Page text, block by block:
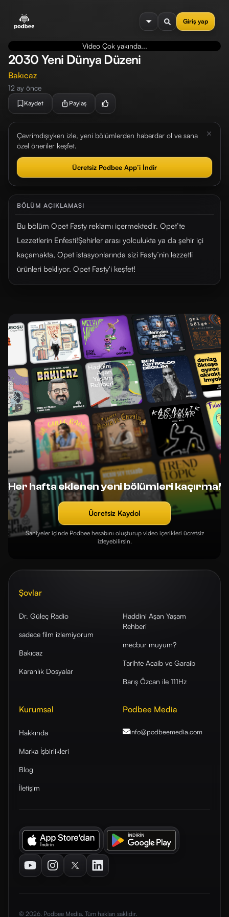
Giriş yap
menu
Video Çok yakında...
2030 Yeni Dünya Düzeni
Bakıcaz
12 ay önce
Kaydet Paylaş
Çevrimdışıyken izle, yeni bölümlerden haberdar ol ve sana
özel öneriler keşfet.
Ücretsiz Podbee App’i İndir
BÖLÜM AÇIKLAMASI
Bu bölüm Opet Fasty reklamı içermektedir. Opet’te
Lezzetlerin Enfesti!Şehirler arası yolculukta ya da şehir içi
kaçamakta, Opet istasyonlarında sizi Fasty’nin lezzetli
ürünleri bekliyor. Opet Fasty'i keşfet!
Her hafta eklenen yeni bölümleri kaçırma!
Ücretsiz Kaydol
Saniyeler içinde Podbee hesabını oluşturup video içerikleri ücretsiz
izleyebilirsin.
Şovlar
Dr. Güleç Radio
sadece film izlemiyorum
Bakıcaz
Karanlık Dosyalar
Haddini Aşan Yaşam
Rehberi
mecbur muyum?
Tarihte Acaib ve Garaib
Barış Özcan ile 111Hz
Kurumsal
Hakkında
Marka İşbirlikleri
Blog
İletişim
Podbee Media
info@podbeemedia.com
YoutubeInstagramTwitterLinkedIn
© 2026. Podbee Media. Tüm hakları saklıdır.